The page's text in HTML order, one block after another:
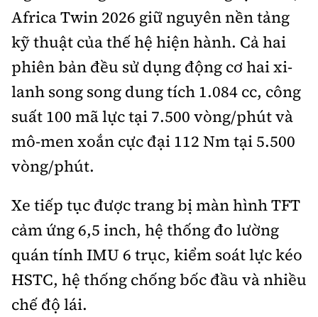
Africa Twin 2026 giữ nguyên nền tảng
kỹ thuật của thế hệ hiện hành. Cả hai
phiên bản đều sử dụng động cơ hai xi-
lanh song song dung tích 1.084 cc, công
suất 100 mã lực tại 7.500 vòng/phút và
mô-men xoắn cực đại 112 Nm tại 5.500
vòng/phút.
Xe tiếp tục được trang bị màn hình TFT
cảm ứng 6,5 inch, hệ thống đo lường
quán tính IMU 6 trục, kiểm soát lực kéo
HSTC, hệ thống chống bốc đầu và nhiều
chế độ lái.